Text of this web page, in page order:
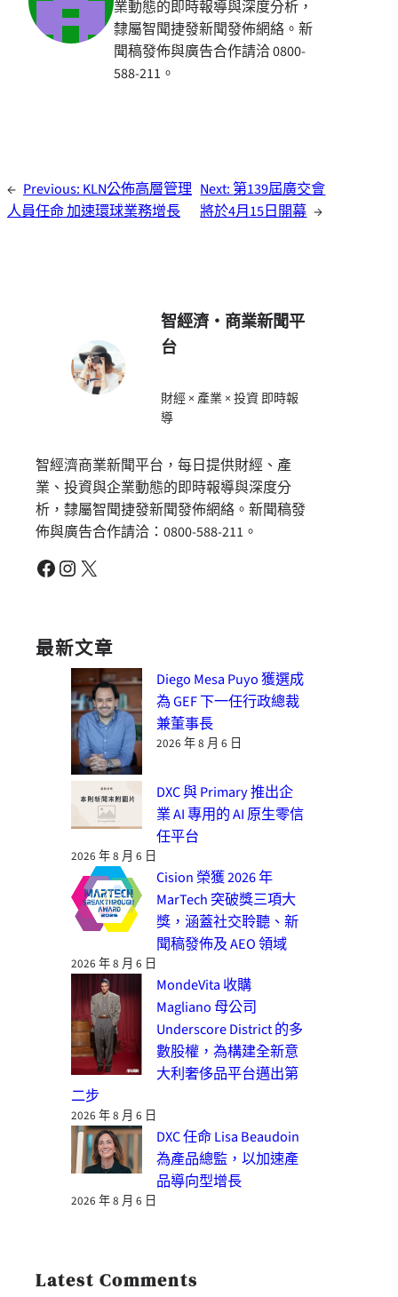
業動態的即時報導與深度分析，
隸屬智聞捷發新聞發佈網絡。新
聞稿發佈與廣告合作請洽 0800-
588-211。
← Previous: KLN公佈高層管理
人員任命 加速環球業務增長
Next:第139屆廣交會
將於4月15日開幕 →
智經濟・商業新聞平
台
財經 × 產業 × 投資 即時報
導
智經濟商業新聞平台，每日提供財經、產
業、投資與企業動態的即時報導與深度分
析，隸屬智聞捷發新聞發佈網絡。新聞稿發
佈與廣告合作請洽：0800-588-211。
Facebook Instagram X
最新文章
Diego Mesa Puyo 獲選成
為 GEF 下一任行政總裁
兼董事長
2026 年 8 月 6 日
DXC 與 Primary 推出企
業 AI 專用的 AI 原生零信
任平台
2026 年 8 月 6 日
Cision 榮獲 2026 年
MarTech 突破獎三項大
獎，涵蓋社交聆聽、新
聞稿發佈及 AEO 領域
2026 年 8 月 6 日
MondeVita 收購
Magliano 母公司
Underscore District 的多
數股權，為構建全新意
大利奢侈品平台邁出第
二步
2026 年 8 月 6 日
DXC 任命 Lisa Beaudoin
為產品總監，以加速產
品導向型增長
2026 年 8 月 6 日
Latest Comments